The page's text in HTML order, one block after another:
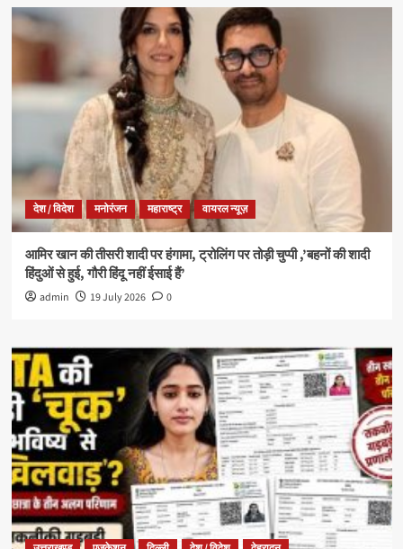
देश / विदेश मनोरंजन महाराष्ट्र वायरल न्यूज़
आमिर खान की तीसरी शादी पर हंगामा, ट्रोलिंग पर तोड़ी चुप्पी ,’बहनों की शादी
हिंदुओं से हुई, गौरी हिंदू नहीं ईसाई हैं’
admin 19 July 2026 0